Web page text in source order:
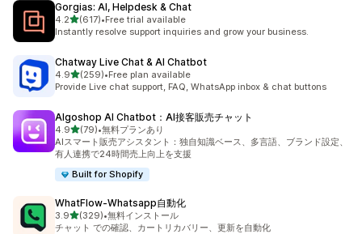
Gorgias: AI, Helpdesk & Chat
4.25つ星中
(617)
合計レビュー数：617件
•Free trial available
Instantly resolve support inquiries and grow your business.
Chatway Live Chat & AI Chatbot
4.95つ星中
(259)
合計レビュー数：259件
•Free plan available
Provide Live chat support, FAQ, WhatsApp inbox & chat buttons
Algoshop AI Chatbot：AI接客販売チャット
4.95つ星中
(79)
合計レビュー数：79件
•無料プランあり
AIスマート販売アシスタント：独自知識ベース、多言語、ブランド設定、
有人連携で24時間売上向上を支援
Built for Shopify
WhatFlow‑Whatsapp自動化
3.95つ星中
(329)
合計レビュー数：329件
•無料インストール
チャット での確認、カートリカバリー、更新を自動化